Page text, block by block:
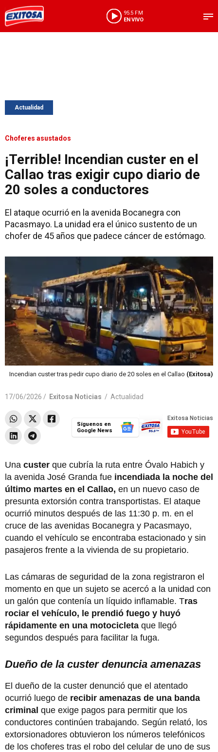
95.5 FM
EN VIVO
Actualidad
Choferes asustados
¡Terrible! Incendian custer en el
Callao tras exigir cupo diario de
20 soles a conductores
El ataque ocurrió en la avenida Bocanegra con
Pacasmayo. La unidad era el único sustento de un
chofer de 45 años que padece cáncer de estómago.
Incendian custer tras pedir cupo diario de 20 soles en el Callao (Exitosa)
17/06/2026 / Exitosa Noticias / Actualidad
Síguenos en
Google News
Una custer que cubría la ruta entre Óvalo Habich y
la avenida José Granda fue incendiada la noche del
último martes en el Callao, en un nuevo caso de
presunta extorsión contra transportistas. El ataque
ocurrió minutos después de las 11:30 p. m. en el
cruce de las avenidas Bocanegra y Pacasmayo,
cuando el vehículo se encontraba estacionado y sin
pasajeros frente a la vivienda de su propietario.
Las cámaras de seguridad de la zona registraron el
momento en que un sujeto se acercó a la unidad con
un galón que contenía un líquido inflamable. Tras
rociar el vehículo, le prendió fuego y huyó
rápidamente en una motocicleta que llegó
segundos después para facilitar la fuga.
Dueño de la custer denuncia amenazas
El dueño de la custer denunció que el atentado
ocurrió luego de recibir amenazas de una banda
criminal que exige pagos para permitir que los
conductores continúen trabajando. Según relató, los
extorsionadores obtuvieron los números telefónicos
de los choferes tras el robo del celular de uno de sus